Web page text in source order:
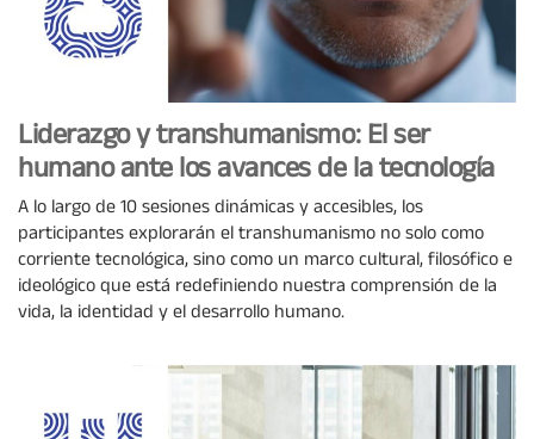
Liderazgo y transhumanismo: El ser
humano ante los avances de la tecnología
A lo largo de 10 sesiones dinámicas y accesibles, los
participantes explorarán el transhumanismo no solo como
corriente tecnológica, sino como un marco cultural, filosófico e
ideológico que está redefiniendo nuestra comprensión de la
vida, la identidad y el desarrollo humano.